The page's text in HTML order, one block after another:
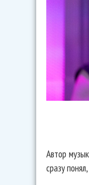
Автор
сразу